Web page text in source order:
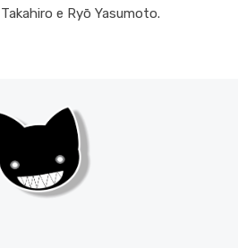
Takahiro e Ryō Yasumoto.